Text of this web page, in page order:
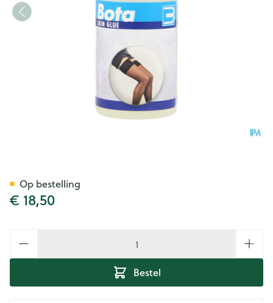
€ 18,50
Bestel
Op bestelling